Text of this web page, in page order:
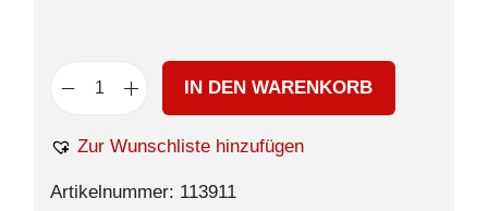
IN DEN WARENKORB
Zur Wunschliste hinzufügen
Artikelnummer: 113911